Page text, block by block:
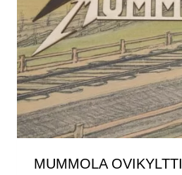
MUMMOLA OVIKYLTTI